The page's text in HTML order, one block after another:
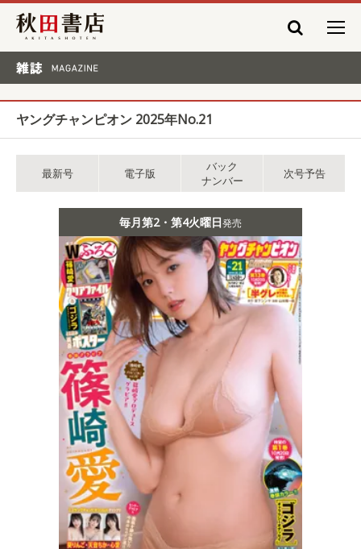
秋田書店
ヤングチャンピオン 2025年No.21
最新号 電子版
バック
ナンバー
次号予告
毎月第2・第4火曜日発売